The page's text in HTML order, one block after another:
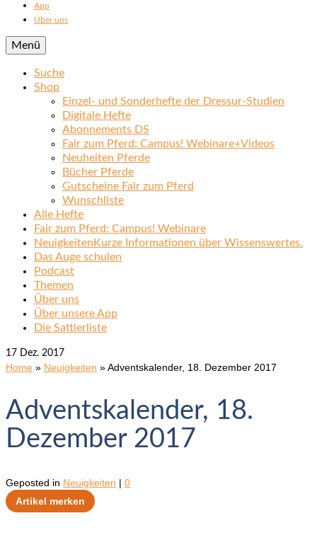
App
Über uns
Menü
Suche
Shop
Einzel- und Sonderhefte der Dressur-Studien
Digitale Hefte
Abonnements DS
Fair zum Pferd: Campus! Webinare+Videos
Neuheiten Pferde
Bücher Pferde
Gutscheine Fair zum Pferd
Wunschliste
Alle Hefte
Fair zum Pferd: Campus! Webinare
Neuigkeiten Kurze Informationen über Wissenswertes.
Das Auge schulen
Podcast
Themen
Über uns
Über unsere App
Die Sattlerliste
17 Dez. 2017
Home » Neuigkeiten »Adventskalender, 18. Dezember 2017
Adventskalender, 18.
Dezember 2017
Geposted in Neuigkeiten | 0
Artikel merken